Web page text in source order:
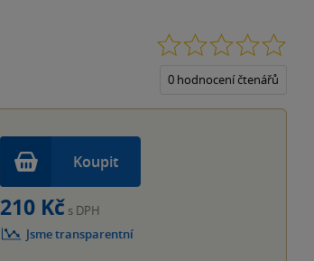
0 hodnocení čtenářů
Koupit
210 Kč s DPH
Jsme transparentní